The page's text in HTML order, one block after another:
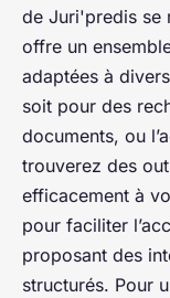
de Juri'predis se
offre un
adaptées à
soit pour des
documents, ou
trouverez des
efficacement à
pour faciliter
proposant des
structurés. Pour